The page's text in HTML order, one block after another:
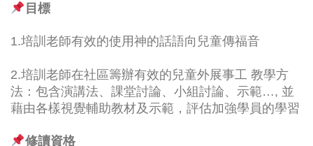
目標
1.培訓老師有效的使用神的話語向兒童傳福音
2.培訓老師在社區籌辦有效的兒童外展事工 教學方
法：包含演講法、課堂討論、小組討論、示範…, 並
藉由各樣視覺輔助教材及示範，評估加強學員的學習
修讀資格